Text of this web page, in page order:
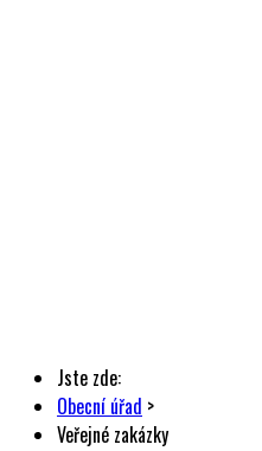
Jste zde:
Obecní úřad >
Veřejné zakázky